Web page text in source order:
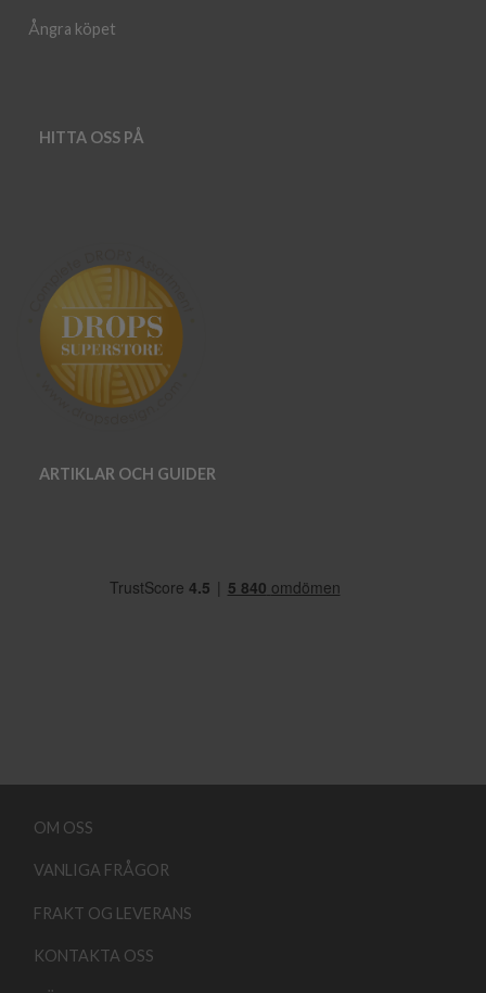
Ångra köpet
HITTA OSS PÅ
ARTIKLAR OCH GUIDER
OM OSS
VANLIGA FRÅGOR
FRAKT OG LEVERANS
KONTAKTA OSS